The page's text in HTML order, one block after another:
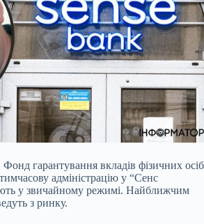
гарантування вкладів фізичних осіб
адміністрацію у “Сенс
у звичайному режимі. Найближчим
з ринку.